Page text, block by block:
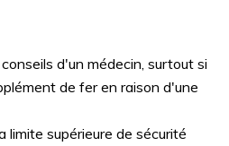
d'un médecin, surtout si
de fer en raison d'une
limite supérieure de sécurité